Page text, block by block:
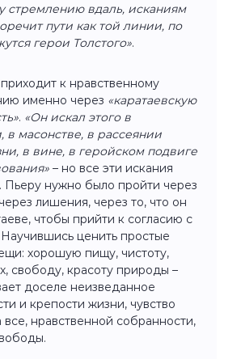
стремлению вдаль, исканиям
пути как той линии, по
герои Толстого».
к нравственному
именно через «каратаевскую
. «Он искал этого в
в масонстве, в рассеянии
в вине, в геройском подвиге
– но все эти искания
Пьеру нужно было пройти через
лишения, через то, что он
чтобы прийти к согласию с
ценить простые
хорошую пищу, чистоту,
свободу, красоту природы –
доселе неизведанное
и крепости жизни, чувство
все, нравственной собранности,